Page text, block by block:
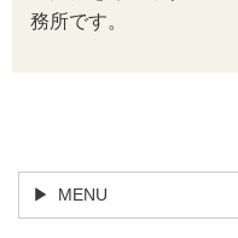
務所です。
MENU